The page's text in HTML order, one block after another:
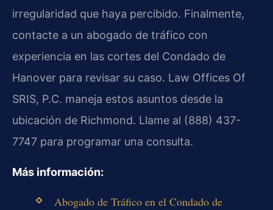
irregularidad que haya percibido. Finalmente,
contacte a un abogado de tráfico con
experiencia en las cortes del Condado de
Hanover para revisar su caso. Law Offices Of
SRIS, P.C. maneja estos asuntos desde la
ubicación de Richmond. Llame al (888) 437-
7747 para programar una consulta.
Más información:
Abogado de Tráfico en el Condado de